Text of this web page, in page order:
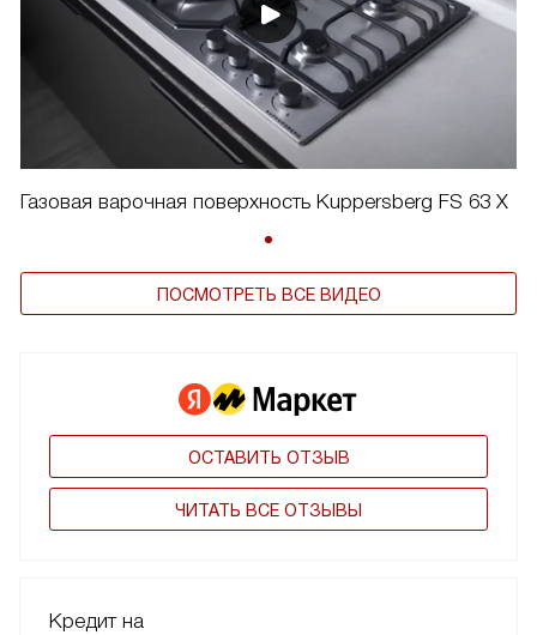
Газовая варочная поверхность Kuppersberg FS 63 X
ПОСМОТРЕТЬ ВСЕ ВИДЕО
ОСТАВИТЬ ОТЗЫВ
ЧИТАТЬ ВСЕ ОТЗЫВЫ
Кредит на